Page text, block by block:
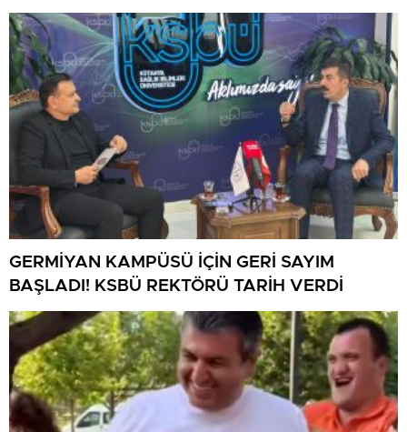
BULUŞMA
GERMİYAN KAMPÜSÜ İÇİN GERİ SAYIM
BAŞLADI! KSBÜ REKTÖRÜ TARİH VERDİ